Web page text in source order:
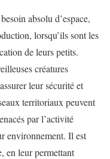
absolu d’espace,
lorsqu’ils sont les
de leurs petits.
créatures
leur sécurité et
territoriaux peuvent
par l’activité
environnement. Il est
en leur permettant